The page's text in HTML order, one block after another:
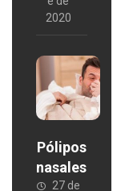
2020
Pólipos
nasales
27 de